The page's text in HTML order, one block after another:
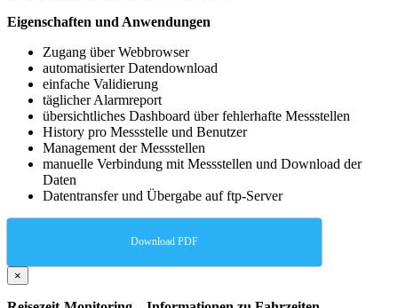
Eigenschaften und Anwendungen
Zugang über Webbrowser
automatisierter Datendownload
einfache Validierung
täglicher Alarmreport
übersichtliches Dashboard über fehlerhafte Messstellen
History pro Messstelle und Benutzer
Management der Messstellen
manuelle Verbindung mit Messstellen und Download der
Daten
Datentransfer und Übergabe auf ftp-Server
Download PDF
×